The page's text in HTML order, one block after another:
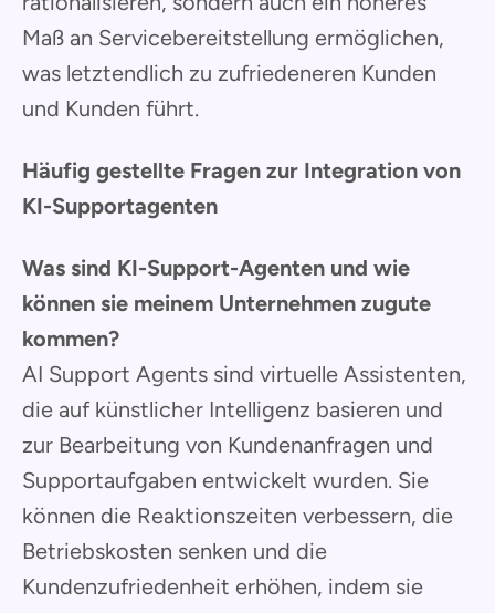
Maß an Servicebereitstellung ermöglichen,
was letztendlich zu zufriedeneren Kunden
und Kunden führt.
Häufig gestellte Fragen zur Integration von
KI-Supportagenten
Was sind KI-Support-Agenten und wie
können sie meinem Unternehmen zugute
kommen?
AI Support Agents sind virtuelle Assistenten,
die auf künstlicher Intelligenz basieren und
zur Bearbeitung von Kundenanfragen und
Supportaufgaben entwickelt wurden. Sie
können die Reaktionszeiten verbessern, die
Betriebskosten senken und die
Kundenzufriedenheit erhöhen, indem sie